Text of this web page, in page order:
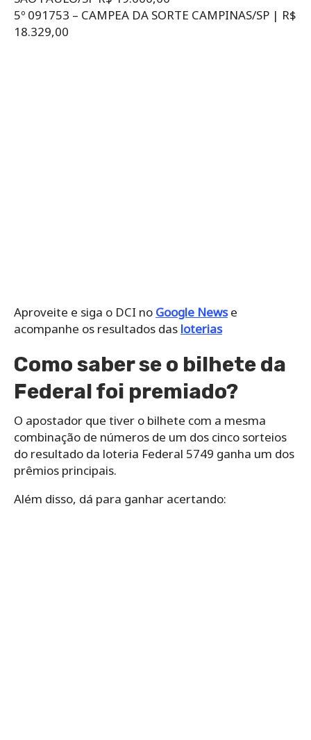
5º 091753 – CAMPEA DA SORTE CAMPINAS/SP | R$
18.329,00
Aproveite e siga o DCI no Google Newse
acompanhe os resultados das loterias
Como saber se o bilhete da
Federal foi premiado?
O apostador que tiver o bilhete com a mesma
combinação de números de um dos cinco sorteios
do resultado da loteria Federal 5749 ganha um dos
prêmios principais.
Além disso, dá para ganhar acertando: